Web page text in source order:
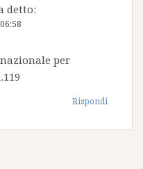
detto:
per
Rispondi